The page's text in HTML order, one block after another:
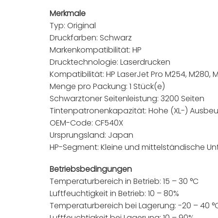
Merkmale
Typ: Original
Druckfarben: Schwarz
Markenkompatibilität: HP
Drucktechnologie: Laserdrucken
Kompatibilität: HP LaserJet Pro M254, M280,
Menge pro Packung: 1 Stück(e)
Schwarztoner Seitenleistung: 3200 Seiten
Tintenpatronenkapazität: Hohe (XL-)
OEM-Code: CF540X
Ursprungsland: Japan
HP-Segment: Kleine und mittelständische
Betriebsbedingungen
Temperaturbereich in Betrieb: 15 – 30 °C
Luftfeuchtigkeit in Betrieb: 10 – 80%
Temperaturbereich bei Lagerung: -20 – 40